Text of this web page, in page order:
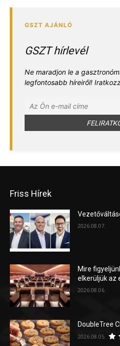
GSZT hírlevél
Ne maradjon le a
legfontosabb híreiről!
Friss Hírek
2026.08.07.
Mire
elkerüljük az
2026.08.06.
DoubleTree
2026.08.05.